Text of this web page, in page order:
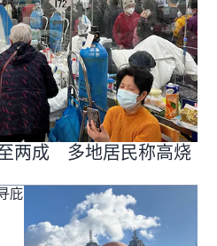
两成 多地居民称高烧
庇